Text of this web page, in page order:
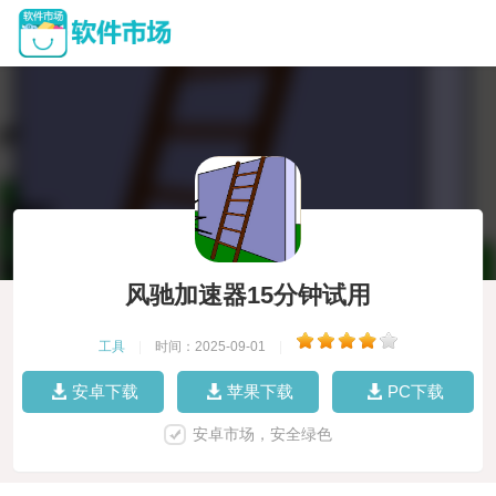
风驰加速器15分钟试用
工具 时间：2025-09-01
安卓下载 苹果下载 PC下载
安卓市场，安全绿色